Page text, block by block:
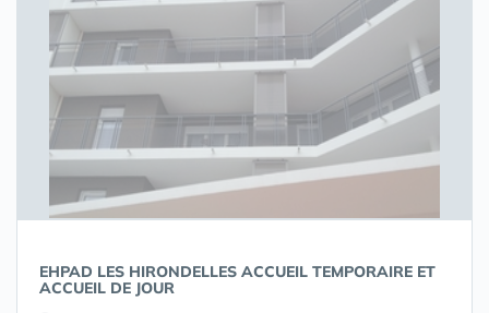
EHPAD LES HIRONDELLES ACCUEIL TEMPORAIRE ET
ACCUEIL DE JOUR